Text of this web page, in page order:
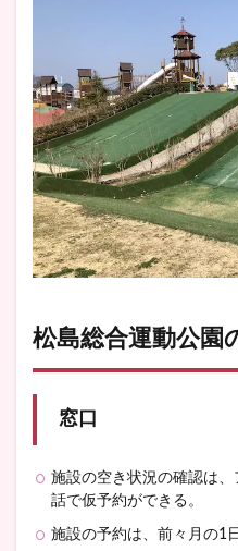
松島総合運動公園
窓口
施設の空き状況の確認は
話で仮予約ができる。
施設の予約は、前々月の1